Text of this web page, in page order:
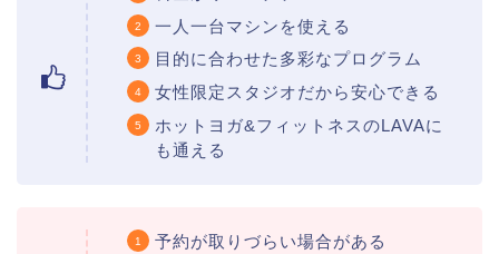
一人一台マシンを使える
目的に合わせた多彩なプログラム
女性限定スタジオだから安心できる
ホットヨガ&フィットネスのLAVAに
も通える
予約が取りづらい場合がある